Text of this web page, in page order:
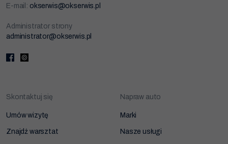
E-mail: okserwis@okserwis.pl
Administrator strony
administrator@okserwis.pl
Skontaktuj się
Umów wizytę
Znajdź warsztat
Napraw auto
Marki
Nasze usługi